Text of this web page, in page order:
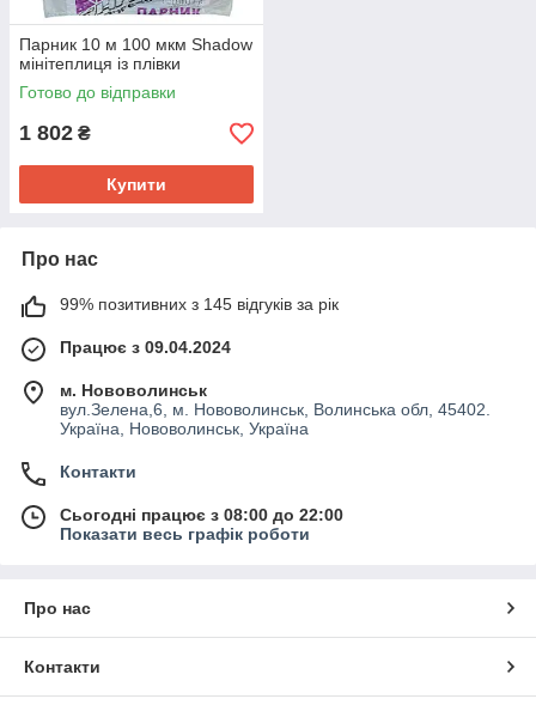
Парник 10 м 100 мкм Shadow
мінітеплиця із плівки
Готово до відправки
1 802 ₴
Купити
Про нас
99% позитивних з 145 відгуків за рік
Працює з 09.04.2024
м. Нововолинськ
вул.Зелена,6, м. Нововолинськ, Волинська обл, 45402.
Україна, Нововолинськ, Україна
Контакти
Сьогодні працює з 08:00 до 22:00
Показати весь графік роботи
Про нас
Контакти